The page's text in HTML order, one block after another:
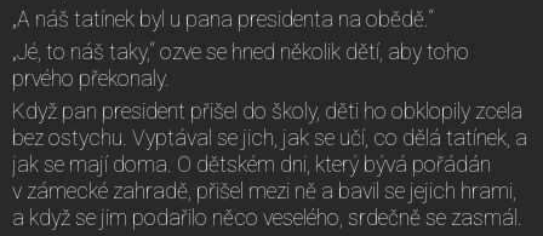
„A náš tatínek byl u pana presidenta na obědě.“
„Jé, to náš taky,“ ozve se hned několik dětí, aby toho
prvého překonaly.
Když pan president přišel do školy, děti ho obklopily zcela
bez ostychu. Vyptával se jich, jak se učí, co dělá tatínek, a
jak se mají doma. O dětském dni, který bývá pořádán
v zámecké zahradě, přišel mezi ně a bavil se jejich hrami,
a když se jim podařilo něco veselého, srdečně se zasmál.